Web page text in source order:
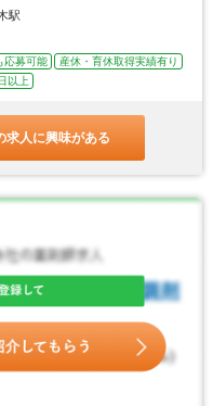
駅
応募可能
産休・育休取得実績有り
以上
求人に興味がある